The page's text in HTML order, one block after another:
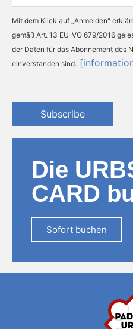
Mit dem Klick auf „Anmelden"
gemäß Art. 13 EU-VO 679/2016
der Daten für das Abonnement des
einverstanden sind.
Subscribe
Die
CARD
Sofort buchen